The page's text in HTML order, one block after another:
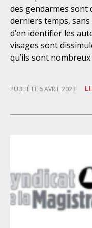
des gendarmes sont
derniers temps,
d’en identifier les
visages sont
qu’ils sont
de France et le
différentes
nationale pendant
particulier lors
et en déduit qu’il
PUBLIÉ LE 6 AVRIL 2023